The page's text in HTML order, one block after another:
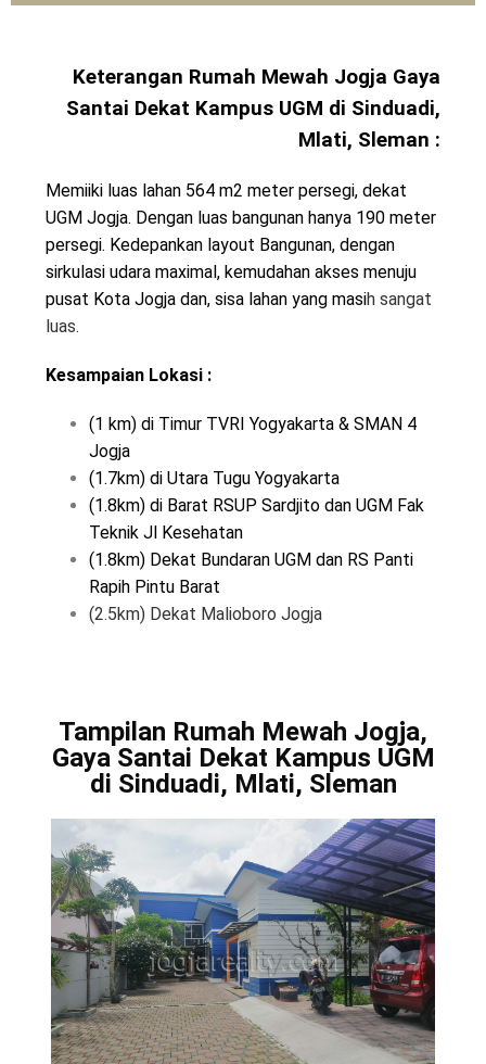
Keterangan Rumah Mewah Jogja Gaya
Santai Dekat Kampus UGM di Sinduadi,
Mlati, Sleman :
Memiiki luas lahan 564 m2 meter persegi, dekat
UGM Jogja. Dengan luas bangunan hanya 190 meter
persegi. Kedepankan layout Bangunan, dengan
sirkulasi udara maximal, kemudahan akses menuju
pusat Kota Jogja dan, sisa lahan yang masih sangat
luas.
Kesampaian Lokasi :
(1 km) di Timur TVRI Yogyakarta & SMAN 4
Jogja
(1.7km) di Utara Tugu Yogyakarta
(1.8km) di Barat RSUP Sardjito dan UGM Fak
Teknik Jl Kesehatan
(1.8km) Dekat Bundaran UGM dan RS Panti
Rapih Pintu Barat
(2.5km) Dekat Malioboro Jogja
Tampilan Rumah Mewah Jogja,
Gaya Santai Dekat Kampus UGM
di Sinduadi, Mlati, Sleman